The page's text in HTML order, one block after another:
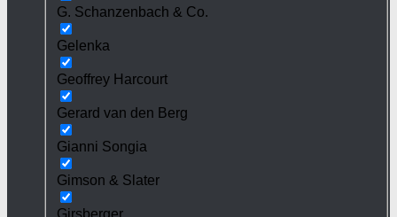
G. Schanzenbach & Co.
Gelenka
Geoffrey Harcourt
Gerard van den Berg
Gianni Songia
Gimson & Slater
Girsberger